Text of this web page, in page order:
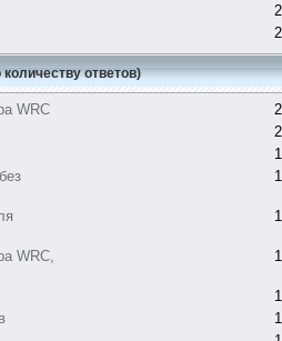
ответов)
WRC
WRC,